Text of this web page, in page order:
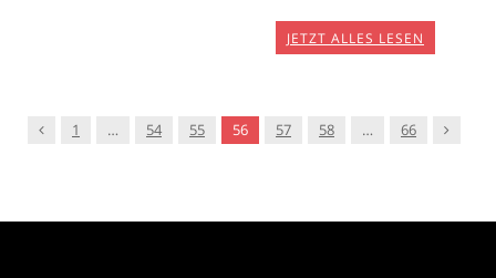
JETZT ALLES LESEN
Vorgänger
1 … 54 55 56 57 58 … 66